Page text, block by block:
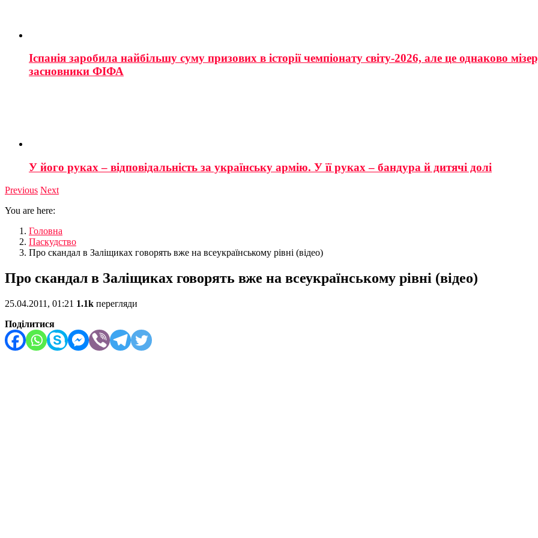
Іспанія заробила найбільшу суму призових в історії чемпіонату світу-2026, але це однаково
засновники ФІФА
У його руках – відповідальність за українську армію. У її руках – бандура й дитячі долі
Previous Next
You are here:
Головна
Паскудство
Про скандал в Заліщиках говорять вже на всеукраїнському рівні (відео)
Про скандал в Заліщиках говорять вже на всеукраїнському рівні (відео)
25.04.2011, 01:21 1.1k перегляди
Поділитися